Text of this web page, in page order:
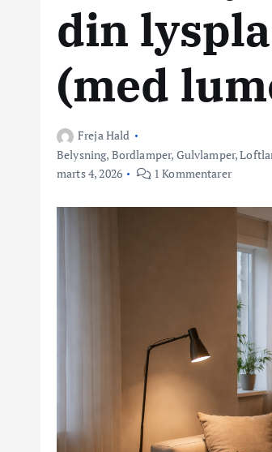
din
(med
Freja Hald
Belysning, Bordlamper, Gulvlamper,
marts 4, 2026
1 Kommentarer